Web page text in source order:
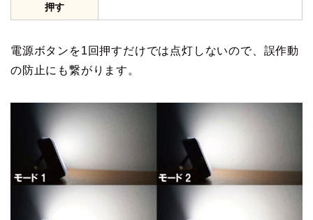
押す
電源ボタンを1回押すだけでは点灯しないので、誤作動
の防止にも繋がります。